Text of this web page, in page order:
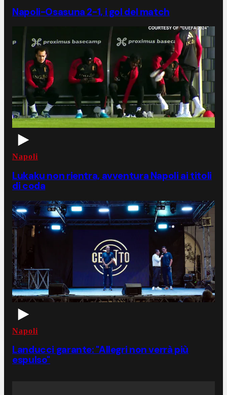
Napoli-Osasuna 2-1, i gol del match
Napoli
Lukaku non rientra, avventura Napoli ai titoli
di coda
Napoli
Landucci garante: "Allegri non verrà più
espulso"